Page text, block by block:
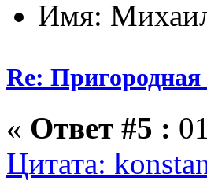
Имя:
Re:
« Ответ #5 :
Цитата: